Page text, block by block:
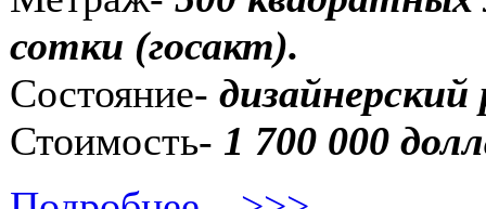
сотки (госакт).
Состояние-
Стоимость- 1 700 000